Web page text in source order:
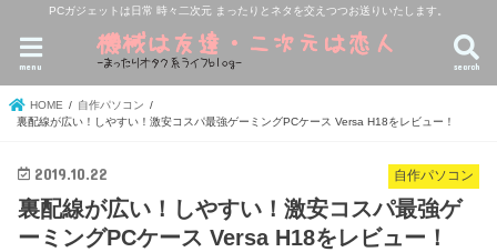
PCガジェットは日常 時々二次元 まったりとネタを交えつつお送りいたします。
search
menu
HOME
自作パソコン
裏配線が広い！しやすい！激安コスパ最強ゲーミングPCケース Versa H18をレビュー！
自作パソコン
2019.10.22
裏配線が広い！しやすい！激安コスパ最強ゲ
ーミングPCケース Versa H18をレビュー！